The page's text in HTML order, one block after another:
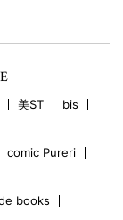
美ST
bis
comic Pureri
books